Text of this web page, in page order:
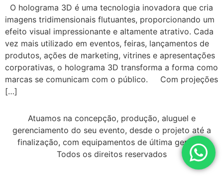
O holograma 3D é uma tecnologia inovadora que cria
imagens tridimensionais flutuantes, proporcionando um
efeito visual impressionante e altamente atrativo. Cada
vez mais utilizado em eventos, feiras, lançamentos de
produtos, ações de marketing, vitrines e apresentações
corporativas, o holograma 3D transforma a forma como
marcas se comunicam com o público. Com projeções
[…]
Atuamos na concepção, produção, aluguel e
gerenciamento do seu evento, desde o projeto até a
finalização, com equipamentos de última geração
Todos os direitos reservados